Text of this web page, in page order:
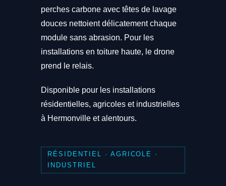
perches carbone avec têtes de lavage
douces nettoient délicatement chaque
module sans abrasion. Pour les
installations en toiture haute, le drone
prend le relais.
Disponible pour les installations
résidentielles, agricoles et industrielles
à Hermonville et alentours.
RÉSIDENTIEL · AGRICOLE ·
INDUSTRIEL